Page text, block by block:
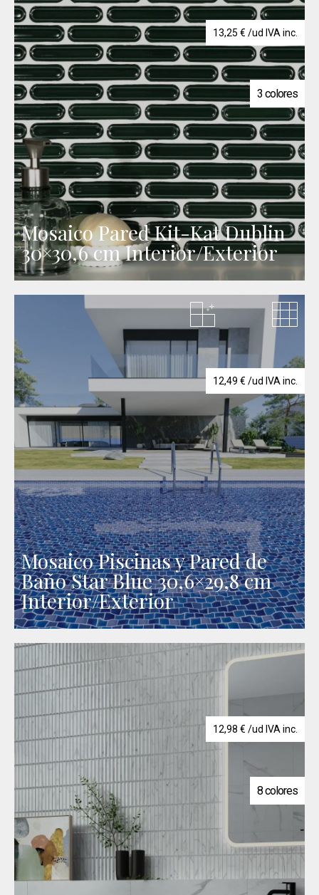
13,25 € /ud IVA inc.
3 colores
Mosaico Pared Kit-Kat Dublin
30×30,6 cm Interior/Exterior
12,49 € /ud IVA inc.
Mosaico Piscinas y Pared de
Baño Star Blue 30,6×29,8 cm
Interior/Exterior
12,98 € /ud IVA inc.
8 colores